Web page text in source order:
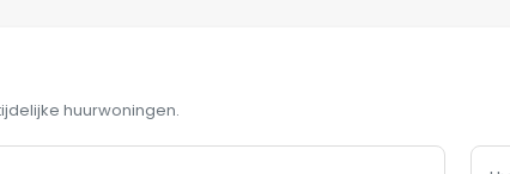
huurwoningen.